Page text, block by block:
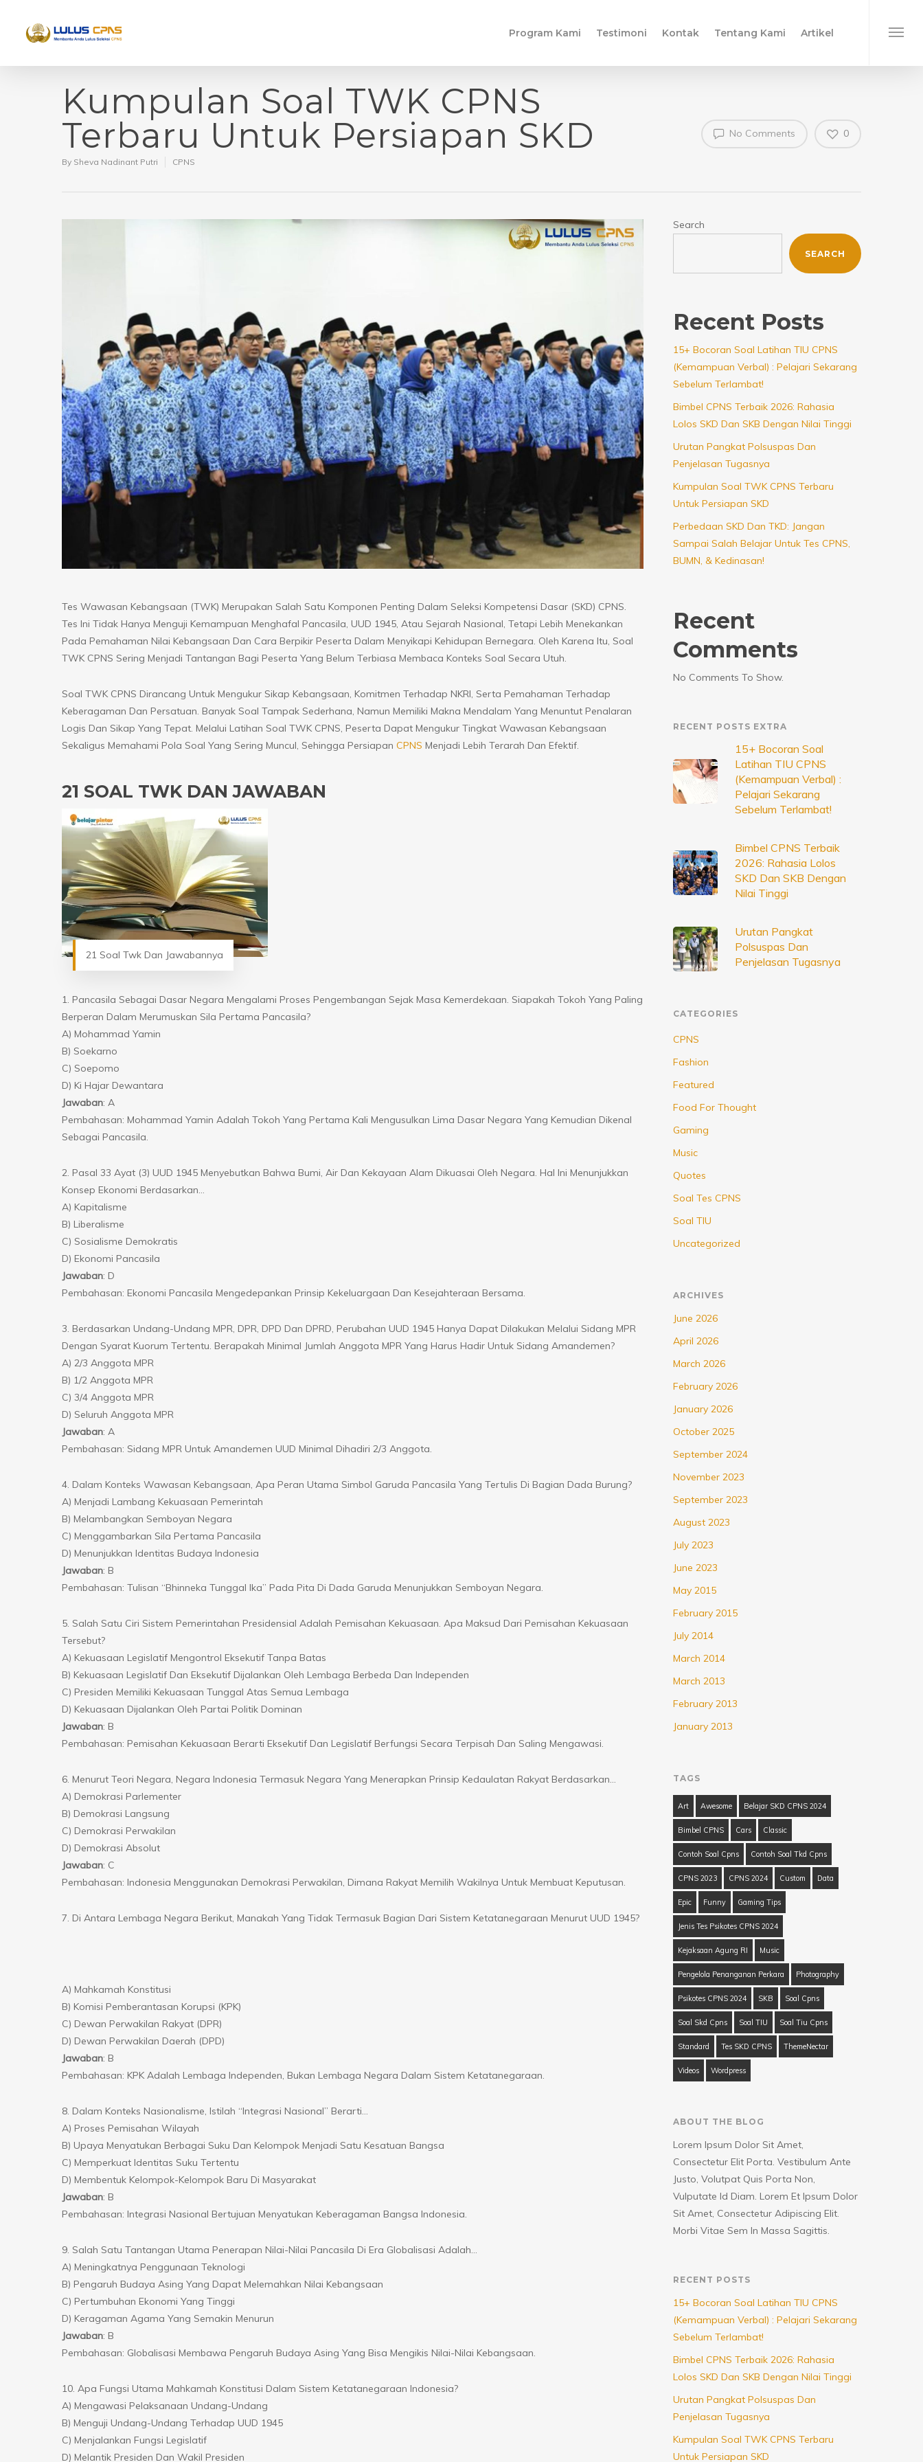
Program Kami Testimoni Kontak Tentang Kami Artikel
Kumpulan Soal TWK CPNS
Terbaru Untuk Persiapan SKD
By Sheva Nadinant Putri CPNS
No Comments 0
Tes Wawasan Kebangsaan (TWK) Merupakan Salah Satu Komponen Penting Dalam Seleksi Kompetensi Dasar (SKD) CPNS.
Tes Ini Tidak Hanya Menguji Kemampuan Menghafal Pancasila, UUD 1945, Atau Sejarah Nasional, Tetapi Lebih Menekankan
Pada Pemahaman Nilai Kebangsaan Dan Cara Berpikir Peserta Dalam Menyikapi Kehidupan Bernegara. Oleh Karena Itu, Soal
TWK CPNS Sering Menjadi Tantangan Bagi Peserta Yang Belum Terbiasa Membaca Konteks Soal Secara Utuh.
Soal TWK CPNS Dirancang Untuk Mengukur Sikap Kebangsaan, Komitmen Terhadap NKRI, Serta Pemahaman Terhadap
Keberagaman Dan Persatuan. Banyak Soal Tampak Sederhana, Namun Memiliki Makna Mendalam Yang Menuntut Penalaran
Logis Dan Sikap Yang Tepat. Melalui Latihan Soal TWK CPNS, Peserta Dapat Mengukur Tingkat Wawasan Kebangsaan
Sekaligus Memahami Pola Soal Yang Sering Muncul, Sehingga Persiapan CPNS Menjadi Lebih Terarah Dan Efektif.
21 SOAL TWK DAN JAWABAN
21 Soal Twk Dan Jawabannya
1. Pancasila Sebagai Dasar Negara Mengalami Proses Pengembangan Sejak Masa Kemerdekaan. Siapakah Tokoh Yang Paling
Berperan Dalam Merumuskan Sila Pertama Pancasila?
A) Mohammad Yamin
B) Soekarno
C) Soepomo
D) Ki Hajar Dewantara
Jawaban: A
Pembahasan: Mohammad Yamin Adalah Tokoh Yang Pertama Kali Mengusulkan Lima Dasar Negara Yang Kemudian Dikenal
Sebagai Pancasila.
2. Pasal 33 Ayat (3) UUD 1945 Menyebutkan Bahwa Bumi, Air Dan Kekayaan Alam Dikuasai Oleh Negara. Hal Ini Menunjukkan
Konsep Ekonomi Berdasarkan…
A) Kapitalisme
B) Liberalisme
C) Sosialisme Demokratis
D) Ekonomi Pancasila
Jawaban: D
Pembahasan: Ekonomi Pancasila Mengedepankan Prinsip Kekeluargaan Dan Kesejahteraan Bersama.
3. Berdasarkan Undang-Undang MPR, DPR, DPD Dan DPRD, Perubahan UUD 1945 Hanya Dapat Dilakukan Melalui Sidang MPR
Dengan Syarat Kuorum Tertentu. Berapakah Minimal Jumlah Anggota MPR Yang Harus Hadir Untuk Sidang Amandemen?
A) 2/3 Anggota MPR
B) 1/2 Anggota MPR
C) 3/4 Anggota MPR
D) Seluruh Anggota MPR
Jawaban: A
Pembahasan: Sidang MPR Untuk Amandemen UUD Minimal Dihadiri 2/3 Anggota.
4. Dalam Konteks Wawasan Kebangsaan, Apa Peran Utama Simbol Garuda Pancasila Yang Tertulis Di Bagian Dada Burung?
A) Menjadi Lambang Kekuasaan Pemerintah
B) Melambangkan Semboyan Negara
C) Menggambarkan Sila Pertama Pancasila
D) Menunjukkan Identitas Budaya Indonesia
Jawaban: B
Pembahasan: Tulisan “Bhinneka Tunggal Ika” Pada Pita Di Dada Garuda Menunjukkan Semboyan Negara.
5. Salah Satu Ciri Sistem Pemerintahan Presidensial Adalah Pemisahan Kekuasaan. Apa Maksud Dari Pemisahan Kekuasaan
Tersebut?
A) Kekuasaan Legislatif Mengontrol Eksekutif Tanpa Batas
B) Kekuasaan Legislatif Dan Eksekutif Dijalankan Oleh Lembaga Berbeda Dan Independen
C) Presiden Memiliki Kekuasaan Tunggal Atas Semua Lembaga
D) Kekuasaan Dijalankan Oleh Partai Politik Dominan
Jawaban: B
Pembahasan: Pemisahan Kekuasaan Berarti Eksekutif Dan Legislatif Berfungsi Secara Terpisah Dan Saling Mengawasi.
6. Menurut Teori Negara, Negara Indonesia Termasuk Negara Yang Menerapkan Prinsip Kedaulatan Rakyat Berdasarkan…
A) Demokrasi Parlementer
B) Demokrasi Langsung
C) Demokrasi Perwakilan
D) Demokrasi Absolut
Jawaban: C
Pembahasan: Indonesia Menggunakan Demokrasi Perwakilan, Dimana Rakyat Memilih Wakilnya Untuk Membuat Keputusan.
7. Di Antara Lembaga Negara Berikut, Manakah Yang Tidak Termasuk Bagian Dari Sistem Ketatanegaraan Menurut UUD 1945?
A) Mahkamah Konstitusi
B) Komisi Pemberantasan Korupsi (KPK)
C) Dewan Perwakilan Rakyat (DPR)
D) Dewan Perwakilan Daerah (DPD)
Jawaban: B
Pembahasan: KPK Adalah Lembaga Independen, Bukan Lembaga Negara Dalam Sistem Ketatanegaraan.
8. Dalam Konteks Nasionalisme, Istilah “Integrasi Nasional” Berarti…
A) Proses Pemisahan Wilayah
B) Upaya Menyatukan Berbagai Suku Dan Kelompok Menjadi Satu Kesatuan Bangsa
C) Memperkuat Identitas Suku Tertentu
D) Membentuk Kelompok-Kelompok Baru Di Masyarakat
Jawaban: B
Pembahasan: Integrasi Nasional Bertujuan Menyatukan Keberagaman Bangsa Indonesia.
9. Salah Satu Tantangan Utama Penerapan Nilai-Nilai Pancasila Di Era Globalisasi Adalah…
A) Meningkatnya Penggunaan Teknologi
B) Pengaruh Budaya Asing Yang Dapat Melemahkan Nilai Kebangsaan
C) Pertumbuhan Ekonomi Yang Tinggi
D) Keragaman Agama Yang Semakin Menurun
Jawaban: B
Pembahasan: Globalisasi Membawa Pengaruh Budaya Asing Yang Bisa Mengikis Nilai-Nilai Kebangsaan.
10. Apa Fungsi Utama Mahkamah Konstitusi Dalam Sistem Ketatanegaraan Indonesia?
A) Mengawasi Pelaksanaan Undang-Undang
B) Menguji Undang-Undang Terhadap UUD 1945
C) Menjalankan Fungsi Legislatif
D) Melantik Presiden Dan Wakil Presiden
Search
SEARCH
Recent Posts
15+ Bocoran Soal Latihan TIU CPNS
(Kemampuan Verbal) : Pelajari Sekarang
Sebelum Terlambat!
Bimbel CPNS Terbaik 2026: Rahasia
Lolos SKD Dan SKB Dengan Nilai Tinggi
Urutan Pangkat Polsuspas Dan
Penjelasan Tugasnya
Kumpulan Soal TWK CPNS Terbaru
Untuk Persiapan SKD
Perbedaan SKD Dan TKD: Jangan
Sampai Salah Belajar Untuk Tes CPNS,
BUMN, & Kedinasan!
Recent
Comments
No Comments To Show.
RECENT POSTS EXTRA
15+ Bocoran Soal
Latihan TIU CPNS
(Kemampuan Verbal) :
Pelajari Sekarang
Sebelum Terlambat!
Bimbel CPNS Terbaik
2026: Rahasia Lolos
SKD Dan SKB Dengan
Nilai Tinggi
Urutan Pangkat
Polsuspas Dan
Penjelasan Tugasnya
CATEGORIES
CPNS
Fashion
Featured
Food For Thought
Gaming
Music
Quotes
Soal Tes CPNS
Soal TIU
Uncategorized
ARCHIVES
June 2026
April 2026
March 2026
February 2026
January 2026
October 2025
September 2024
November 2023
September 2023
August 2023
July 2023
June 2023
May 2015
February 2015
July 2014
March 2014
March 2013
February 2013
January 2013
TAGS
Art Awesome Belajar SKD CPNS 2024
Bimbel CPNS Cars Classic
Contoh Soal Cpns Contoh Soal Tkd Cpns
CPNS 2023 CPNS 2024 Custom Data
Epic Funny Gaming Tips
Jenis Tes Psikotes CPNS 2024
Kejaksaan Agung RI Music
Pengelola Penanganan Perkara Photography
Psikotes CPNS 2024 SKB Soal Cpns
Soal Skd Cpns Soal TIU Soal Tiu Cpns
Standard Tes SKD CPNS ThemeNectar
Videos Wordpress
ABOUT THE BLOG
Lorem Ipsum Dolor Sit Amet,
Consectetur Elit Porta. Vestibulum Ante
Justo, Volutpat Quis Porta Non,
Vulputate Id Diam. Lorem Et Ipsum Dolor
Sit Amet, Consectetur Adipiscing Elit.
Morbi Vitae Sem In Massa Sagittis.
RECENT POSTS
15+ Bocoran Soal Latihan TIU CPNS
(Kemampuan Verbal) : Pelajari Sekarang
Sebelum Terlambat!
Bimbel CPNS Terbaik 2026: Rahasia
Lolos SKD Dan SKB Dengan Nilai Tinggi
Urutan Pangkat Polsuspas Dan
Penjelasan Tugasnya
Kumpulan Soal TWK CPNS Terbaru
Untuk Persiapan SKD